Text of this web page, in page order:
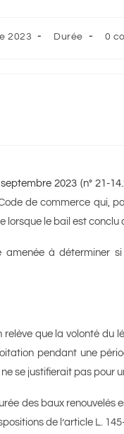
2023 Durée 0
2023 (n° 21-
de commerce qui,
lorsque le bail est
à déterminer
que la volonté du
pendant une
se justifierait pas pour
des baux renouvelés
de l’article L.